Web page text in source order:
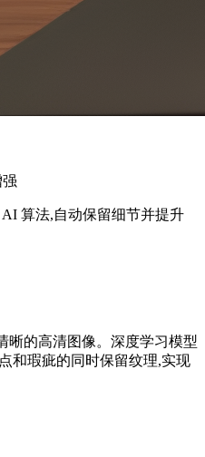
算法,自动保留细节并提升
晰的高清图像。深度学习模型
和瑕疵的同时保留纹理,实现